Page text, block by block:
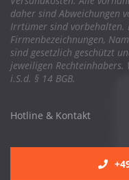
daher sind Abweichungen
Irrtümer sind vorbehalten.
Firmenbezeichnungen,
sind gesetzlich geschützt
jeweiligen
i.S.d. § 14 BGB.
Hotline & Kontakt